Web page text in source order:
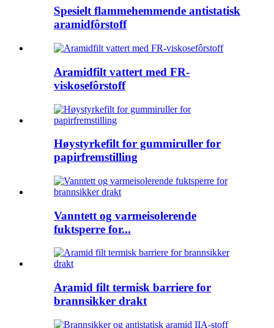
Spesielt flammehemmende antistatisk
aramidfôrstoff
Aramidfilt vattert med FR-
viskosefôrstoff
Høystyrkefilt for gummiruller for
papirfremstilling
Vanntett og varmeisolerende
fuktsperre for...
Aramid filt termisk barriere for
brannsikker drakt